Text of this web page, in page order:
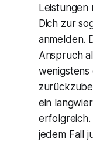
Leistungen
Dich zur
anmelden.
Anspruch
wenigstens
ein
erfolgreich.
jedem Fall